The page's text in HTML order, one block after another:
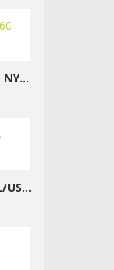
EGRI JÁNOS 60 – NYÚLON...
Yemen Blues (IL/US/UY)